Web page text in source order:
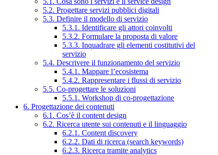
5.2. Progettare servizi pubblici digitali
5.3. Definire il modello di servizio
5.3.1. Identificare gli attori coinvolti
5.3.2. Formulare la proposta di valore
5.3.3. Inquadrare gli elementi costitutivi del
servizio
5.4. Descrivere il funzionamento del servizio
5.4.1. Mappare l’ecosistema
5.4.2. Rappresentare i flussi di servizio
5.5. Co-progettare le soluzioni
5.5.1. Workshop di co-progettazione
6. Progettazione dei contenuti
6.1. Cos’è il content design
6.2. Ricerca utente sui contenuti e il linguaggio
6.2.1. Content discovery
6.2.2. Dati di ricerca (search keywords)
6.2.3. Ricerca tramite analytics